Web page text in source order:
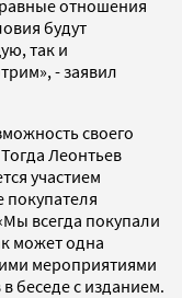
отношения
будут
так и
- заявил
своего
Леонтьев
участием
покупателя
всегда покупали
может одна
мероприятиями
беседе с изданием.